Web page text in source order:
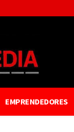
EMPRENDEDORES